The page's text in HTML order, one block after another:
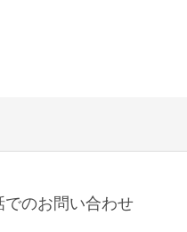
でのお問い合わせ